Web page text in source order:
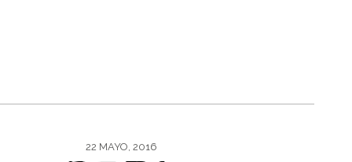
22 MAYO, 2016